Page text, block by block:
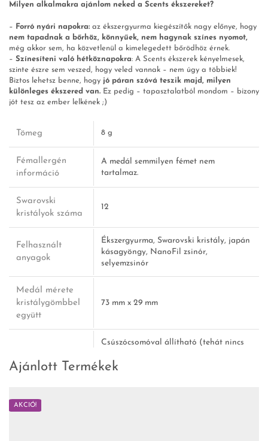
Milyen alkalmakra ajánlom neked a Scents ékszereket?
– Forró nyári napokra: az ékszergyurma kiegészítők nagy előnye, hogy
nem tapadnak a bőrhöz, könnyűek, nem hagynak színes nyomot,
még akkor sem, ha közvetlenül a kimelegedett bőrödhöz érnek.
– Színesíteni való hétköznapokra: A Scents ékszerek kényelmesek,
szinte észre sem veszed, hogy veled vannak – nem úgy a többiek!
Biztos lehetsz benne, hogy jó páran szóvá teszik majd, milyen
különleges ékszered van. Ez pedig – tapasztalatból mondom – bizony
jót tesz az ember lelkének ;)
Tömeg 8 g
Fémallergén
információ
A medál semmilyen fémet nem
tartalmaz.
Swarovski
kristályok száma
12
Felhasznált
anyagok
Ékszergyurma, Swarovski kristály, japán
kásagyöngy, NanoFil zsinór,
selyemzsinór
Medál mérete
kristálygömbbel
együtt
73 mm x 29 mm
Lánc hossza
Csúszócsomóval állítható (tehát nincs
Leghosszabb méret: 68 cm
Ajánlott Termékek
AKCIÓ!